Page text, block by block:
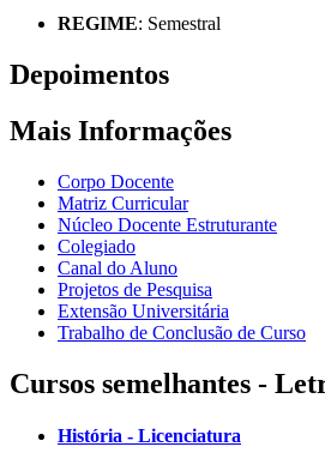
REGIME: Semestral
Depoimentos
Mais Informações
Corpo Docente
Matriz Curricular
Núcleo Docente Estruturante
Colegiado
Canal do Aluno
Projetos de Pesquisa
Extensão Universitária
Trabalho de Conclusão de Curso
Cursos semelhantes -
História - Licenciatura